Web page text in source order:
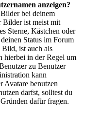
anzeigen?
bei deinem
Bilder ist meist mit
Sterne, Kästchen oder
Status im Forum
Bild, ist auch als
hierbei in der Regel um
zu Benutzer
kann
Avatare benutzen
darfst, solltest du
dafür fragen.